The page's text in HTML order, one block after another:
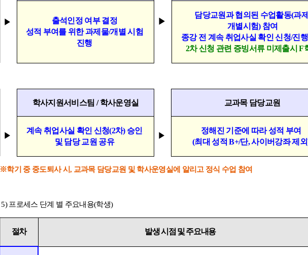
▶
출석인정 여부 결정
성적 부여를 위한 과제물/개별 시험
진행
▶
담당교원과 협의된 수업활동(과제
개별시험) 참여
종강 전 계속 취업사실 확인 신청/진행
2차 신청 관련 증빙서류 미제출시F
학사지원서비스팀 /학사운영실 교과목 담당교원
▶
계속 취업사실 확인 신청(2차) 승인
및 담당 교원 공유
▶
정해진 기준에 따라 성적 부여
(최대 성적B+/단,사이버강좌 제외
※학기 중 중도퇴사 시, 교과목 담당교원 및 학사운영실에 알리고 정식 수업 참여
5) 프로세스 단계 별 주요내용(학생)
절차 발생 시점 및 주요내용